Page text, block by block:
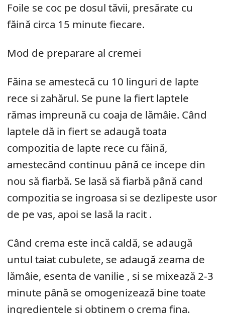
Foile se coc pe dosul tăvii, presărate cu
făină circa 15 minute fiecare.
Mod de preparare al cremei
Făina se amestecă cu 10 linguri de lapte
rece si zahărul. Se pune la fiert laptele
rămas impreună cu coaja de lămâie. Când
laptele dă in fiert se adaugă toata
compozitia de lapte rece cu făină,
amestecând continuu până ce incepe din
nou să fiarbă. Se lasă să fiarbă până cand
compozitia se ingroasa si se dezlipeste usor
de pe vas, apoi se lasă la racit .
Când crema este incă caldă, se adaugă
untul taiat cubulete, se adaugă zeama de
lămâie, esenta de vanilie , si se mixează 2-3
minute până se omogenizează bine toate
ingredientele si obtinem o crema fina.